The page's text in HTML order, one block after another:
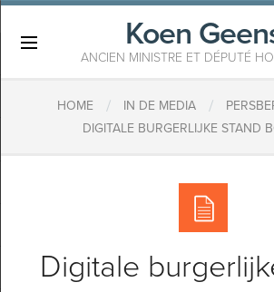
Koen
ANCIEN MINISTRE ET DÉPUTÉ
HOME / IN DE MEDIA /
DIGITALE BURGERLIJKE STAND
Digitale